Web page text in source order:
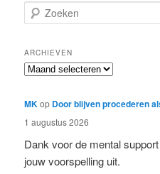
o
k
e
n
ARCHIEVEN
Archieven
MKop Door blijven procederen
1 augustus 2026
Dank voor de mental
jouw voorspelling uit.